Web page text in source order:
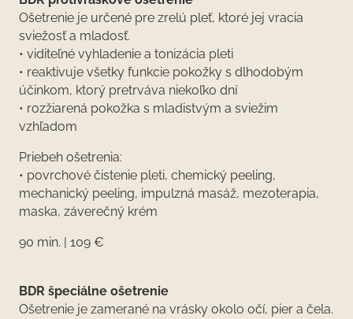
Ošetrenie je určené pre zrelú pleť, ktoré jej vracia
sviežosť a mladosť.
• viditeľné vyhladenie a tonizácia pleti
• reaktivuje všetky funkcie pokožky s dlhodobým
účinkom, ktorý pretrváva niekoľko dní
• rozžiarená pokožka s mladistvým a sviežim
vzhľadom
Priebeh ošetrenia:
• povrchové čistenie pleti, chemický peeling,
mechanický peeling, impulzná masáž, mezoterapia,
maska, záverečný krém
90 min. | 109 €
BDR špeciálne ošetrenie
Ošetrenie je zamerané na vrásky okolo očí, pier a čela.